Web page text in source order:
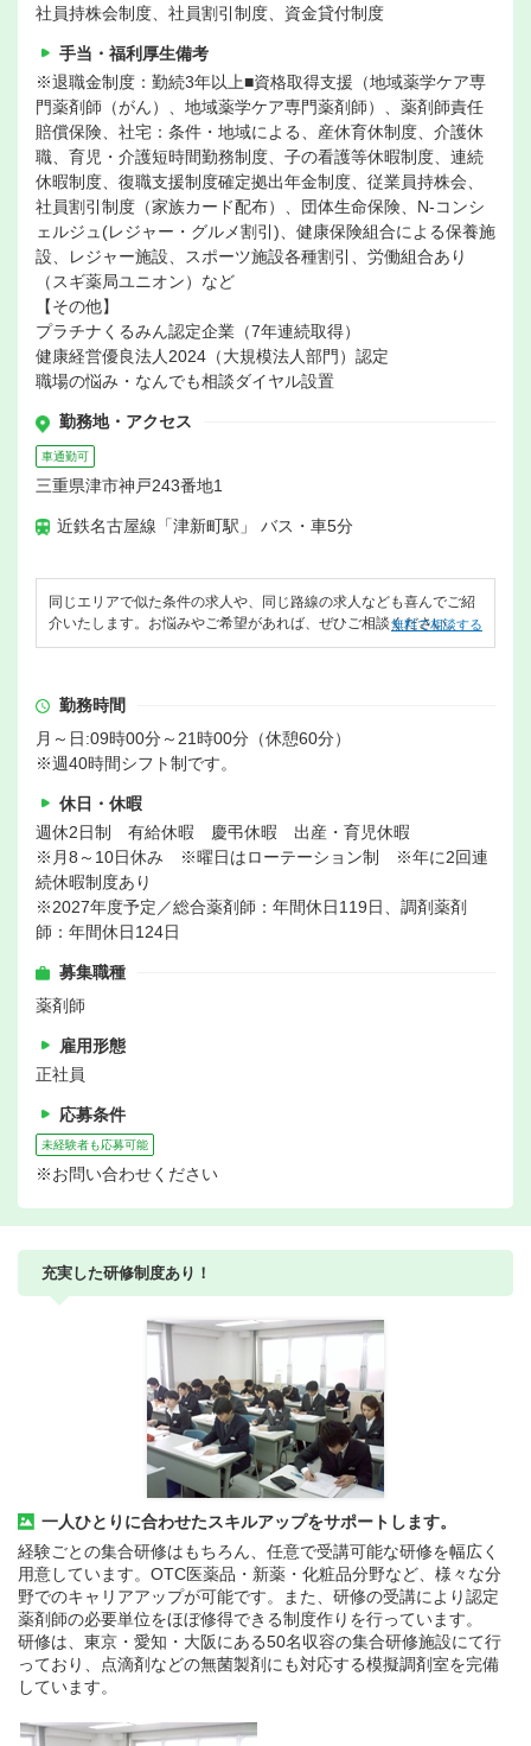
社員持株会制度、社員割引制度、資金貸付制度
手当・福利厚生備考
※退職金制度：勤続3年以上■資格取得支援（地域薬学ケア専
門薬剤師（がん）、地域薬学ケア専門薬剤師）、薬剤師責任
賠償保険、社宅：条件・地域による、産休育休制度、介護休
職、育児・介護短時間勤務制度、子の看護等休暇制度、連続
休暇制度、復職支援制度確定拠出年金制度、従業員持株会、
社員割引制度（家族カード配布）、団体生命保険、N-コンシ
ェルジュ(レジャー・グルメ割引)、健康保険組合による保養施
設、レジャー施設、スポーツ施設各種割引、労働組合あり
（スギ薬局ユニオン）など
【その他】
プラチナくるみん認定企業（7年連続取得）
健康経営優良法人2024（大規模法人部門）認定
職場の悩み・なんでも相談ダイヤル設置
勤務地・アクセス
車通勤可
三重県津市神戸243番地1
近鉄名古屋線「津新町駅」 バス・車5分
同じエリアで似た条件の求人や、同じ路線の求人なども喜んでご紹
介いたします。お悩みやご希望があれば、ぜひご相談ください。
無料で相談する
勤務時間
月～日:09時00分～21時00分（休憩60分）
※週40時間シフト制です。
休日・休暇
週休2日制 有給休暇 慶弔休暇 出産・育児休暇
※月8～10日休み ※曜日はローテーション制 ※年に2回連
続休暇制度あり
※2027年度予定／総合薬剤師：年間休日119日、調剤薬剤
師：年間休日124日
募集職種
薬剤師
雇用形態
正社員
応募条件
未経験者も応募可能
※お問い合わせください
充実した研修制度あり！
一人ひとりに合わせたスキルアップをサポートします。
経験ごとの集合研修はもちろん、任意で受講可能な研修を幅広く
用意しています。OTC医薬品・新薬・化粧品分野など、様々な分
野でのキャリアアップが可能です。また、研修の受講により認定
薬剤師の必要単位をほぼ修得できる制度作りを行っています。
研修は、東京・愛知・大阪にある50名収容の集合研修施設にて行
っており、点滴剤などの無菌製剤にも対応する模擬調剤室を完備
しています。